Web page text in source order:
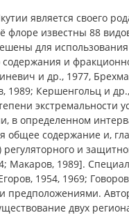
является своего
флоре известны 88
для
и
и др., 1977,
1989; Кершенгольц и
экстремальности
в определенном
общее содержание и,
и
Макаров, 1989].
1954, 1969;
предположениями.
двух